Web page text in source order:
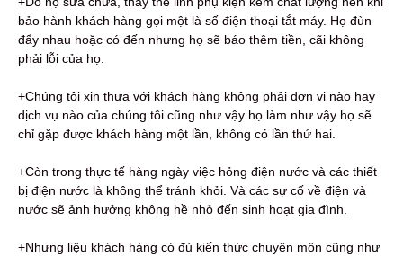
bảo hành khách hàng gọi một là số điện thoại tắt máy. Họ đùn
đẩy nhau hoặc có đến nhưng họ sẽ báo thêm tiền, cãi không
phải lỗi của họ.
+Chúng tôi xin thưa với khách hàng không phải đơn vị nào hay
dịch vụ nào của chúng tôi cũng như vậy họ làm như vậy họ sẽ
chỉ gặp được khách hàng một lần, không có lần thứ hai.
+Còn trong thực tế hàng ngày việc hỏng điện nước và các thiết
bị điện nước là không thể tránh khỏi. Và các sự cố về điện và
nước sẽ ảnh hưởng không hề nhỏ đến sinh hoạt gia đình.
+Nhưng liệu khách hàng có đủ kiến thức chuyên môn cũng như